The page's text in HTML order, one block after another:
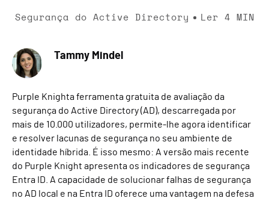
Segurança do Active Directory Ler 4 MIN
Tammy Mindel
Purple Knighta ferramenta gratuita de avaliação da
segurança do Active Directory (AD), descarregada por
mais de 10.000 utilizadores, permite-lhe agora identificar
e resolver lacunas de segurança no seu ambiente de
identidade híbrida. É isso mesmo: A versão mais recente
do Purple Knight apresenta os indicadores de segurança
Entra ID. A capacidade de solucionar falhas de segurança
no AD local e na Entra ID oferece uma vantagem na defesa